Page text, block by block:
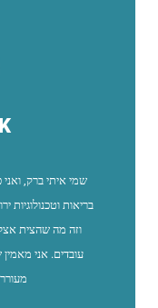
בריאות וטכנולוגיות
וזה מה שהצית
עובדים. אני